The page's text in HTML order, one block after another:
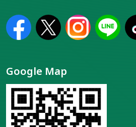
Google Map